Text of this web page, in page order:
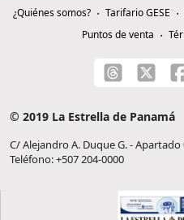
¿Quiénes somos? Tarifario GESE
Puntos de venta
© 2019 La Estrella de Panamá
C/ Alejandro A. Duque G. - Apartado
Teléfono: +507 204-0000